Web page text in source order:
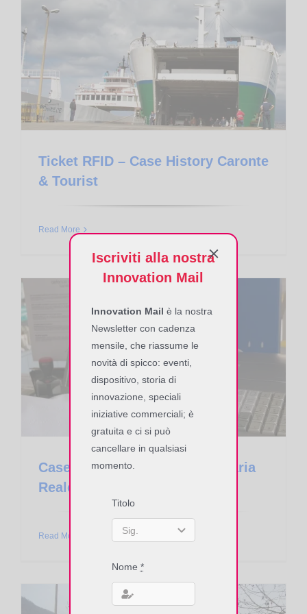
Ticket RFID – Case History Caronte
& Tourist
Read More
Case History ASMCard in Venaria
Reale
Read More
Iscriviti alla nostra
Innovation Mail
Innovation Mail è la nostra
Newsletter con cadenza
mensile, che riassume le
novità di spicco: eventi,
dispositivo, storia di
innovazione, speciali
iniziative commerciali; è
gratuita e ci si può
cancellare in qualsiasi
momento.
Titolo
Nome *